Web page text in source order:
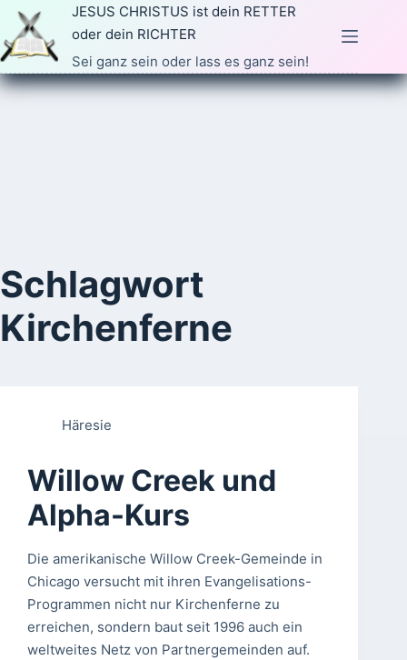
Zum
Inhalt
springen
JESUS CHRISTUS ist dein RETTER
oder dein RICHTER
Sei ganz sein oder lass es ganz sein!
Schlagwort
Kirchenferne
Häresie
Willow Creek und
Alpha-Kurs
Die amerikanische Willow Creek-Gemeinde in
Chicago versucht mit ihren Evangelisations-
Programmen nicht nur Kirchenferne zu
erreichen, sondern baut seit 1996 auch ein
weltweites Netz von Partnergemeinden auf.